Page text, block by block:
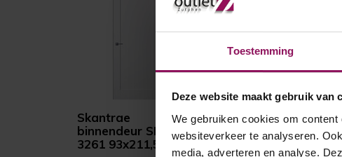
Toestemming
Deze website maakt gebruik van
We gebruiken cookies om
websiteverkeer te analyseren.
media, adverteren en analyse.
Skantrae
binnendeur SKS
3261 93x211,5